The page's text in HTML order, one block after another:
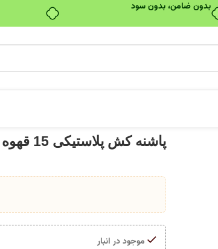
بدون ضامن، بدون سود
پاشنه کش پلاستیکی 15 قهوه ای
موجود در انبار